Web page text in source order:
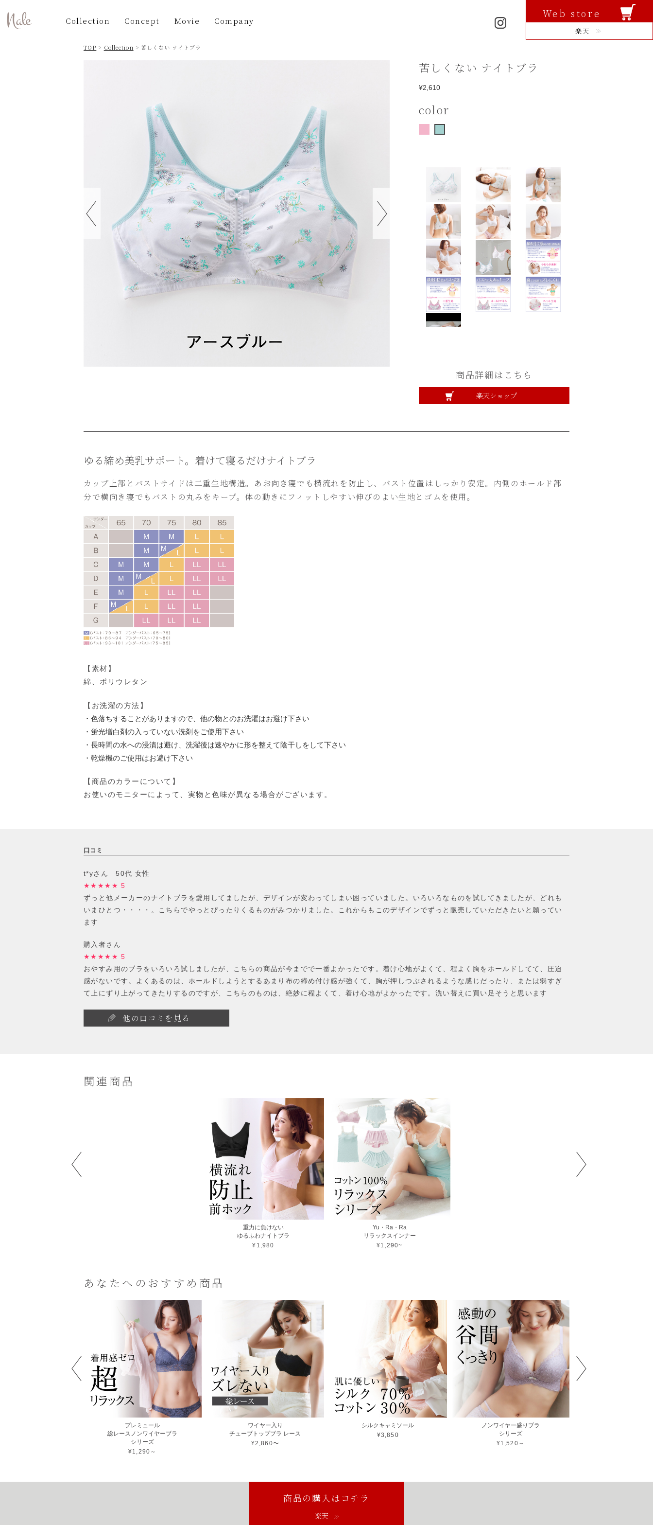
Collection Concept Movie Company
Web store
楽天
TOP > Collection > 苦しくない ナイトブラ
苦しくない ナイトブラ
¥2,610
color
商品詳細はこちら
楽天ショップ
ゆる締め美乳サポート。着けて寝るだけナイトブラ
カップ上部とバストサイドは二重生地構造。あお向き寝でも横流れを防止し、バスト位置はしっかり安定。内側のホールド部
分で横向き寝でもバストの丸みをキープ。体の動きにフィットしやすい伸びのよい生地とゴムを使用。
【素材】
綿、ポリウレタン
【お洗濯の方法】
・色落ちすることがありますので、他の物とのお洗濯はお避け下さい
・蛍光増白剤の入っていない洗剤をご使用下さい
・長時間の水への浸漬は避け、洗濯後は速やかに形を整えて陰干しをして下さい
・乾燥機のご使用はお避け下さい
【商品のカラーについて】
お使いのモニターによって、実物と色味が異なる場合がございます。
口コミ
t*yさん 50代 女性
★★★★★ 5
ずっと他メーカーのナイトブラを愛用してましたが、デザインが変わってしまい困っていました。いろいろなものを試してきましたが、どれも
いまひとつ・・・・。こちらでやっとぴったりくるものがみつかりました。これからもこのデザインでずっと販売していただきたいと願ってい
ます
購入者さん
★★★★★ 5
おやすみ用のブラをいろいろ試しましたが、こちらの商品が今までで一番よかったです。着け心地がよくて、程よく胸をホールドしてて、圧迫
感がないです。よくあるのは、ホールドしようとするあまり布の締め付け感が強くて、胸が押しつぶされるような感じだったり、または弱すぎ
て上にずり上がってきたりするのですが、こちらのものは、絶妙に程よくて、着け心地がよかったです。洗い替えに買い足そうと思います
他の口コミを見る
関連商品
重力に負けない
ゆるふわナイトブラ
¥1,980
Yu・Ra・Ra
リラックスインナー
¥1,290~
あなたへのおすすめ商品
プレミュール
総レースノンワイヤーブラ
シリーズ
¥1,290～
ワイヤー入り
チューブトップブラ レース
¥2,860〜
シルクキャミソール
¥3,850
ノンワイヤー盛りブラ
シリーズ
¥1,520～
商品の購入はコチラ
楽天